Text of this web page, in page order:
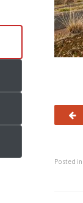
Posted in